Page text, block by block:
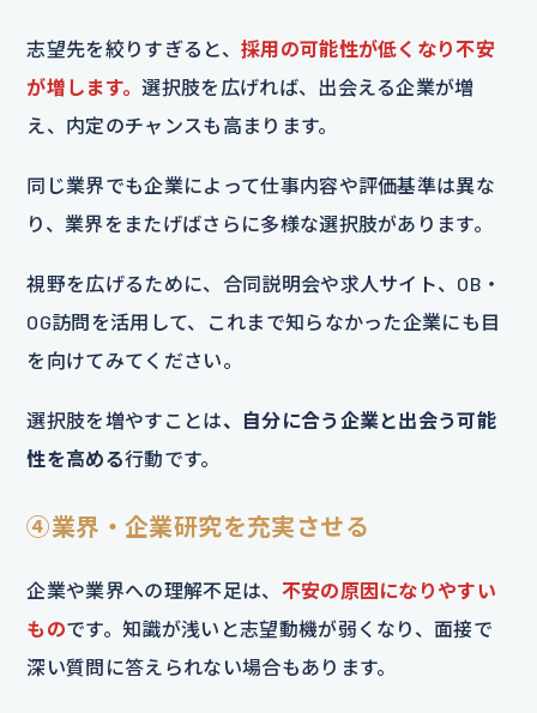
志望先を絞りすぎると、 採用の可能性が低くなり不安
が増します。選択肢を広げれば、出会える企業が増
え、内定のチャンスも高まります。
同じ業界でも企業によって仕事内容や評価基準は異な
り、業界をまたげばさらに多様な選択肢があります。
視野を広げるために、合同説明会や求人サイト、OB・
OG訪問を活用して、これまで知らなかった企業にも目
を向けてみてください。
選択肢を増やすことは、自分に合う企業と出会う可能
性を高める行動です。
④業界・企業研究を充実させる
企業や業界への理解不足は、 不安の原因になりやすい
ものです。知識が浅いと志望動機が弱くなり、面接で
深い質問に答えられない場合もあります。